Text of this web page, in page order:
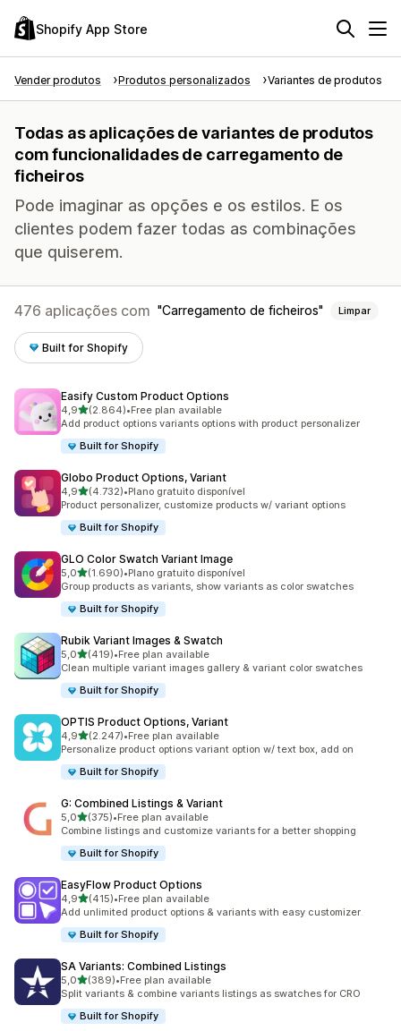
Shopify App Store
Vender produtos Produtos personalizados Variantes de produtos
Todas as aplicações de variantes de produtos
com funcionalidades de carregamento de
ficheiros
Pode imaginar as opções e os estilos. E os
clientes podem fazer todas as combinações
que quiserem.
476 aplicações com Carregamento de ficheiros Limpar
Built for Shopify
Easify Custom Product Options
4,9de 5 estrelas
(2.864)
2864 total de avaliações
•Free plan available
Add product options variants options with product personalizer
Built for Shopify
Globo Product Options, Variant
4,9de 5 estrelas
(4.732)
4732 total de avaliações
•Plano gratuito disponível
Product personalizer, customize products w/ variant options
Built for Shopify
GLO Color Swatch Variant Image
5,0de 5 estrelas
(1.690)
1690 total de avaliações
•Plano gratuito disponível
Group products as variants, show variants as color swatches
Built for Shopify
Rubik Variant Images & Swatch
5,0de 5 estrelas
(419)
419 total de avaliações
•Free plan available
Clean multiple variant images gallery & variant color swatches
Built for Shopify
OPTIS Product Options, Variant
4,9de 5 estrelas
(2.247)
2247 total de avaliações
•Free plan available
Personalize product options variant option w/ text box, add on
Built for Shopify
G: Combined Listings & Variant
5,0de 5 estrelas
(375)
375 total de avaliações
•Free plan available
Combine listings and customize variants for a better shopping
Built for Shopify
EasyFlow Product Options
4,9de 5 estrelas
(415)
415 total de avaliações
•Free plan available
Add unlimited product options & variants with easy customizer
Built for Shopify
SA Variants: Combined Listings
5,0de 5 estrelas
(389)
389 total de avaliações
•Free plan available
Split variants & combine variants listings as swatches for CRO
Built for Shopify